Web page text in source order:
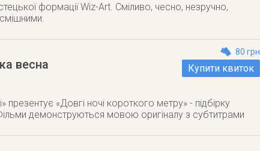
формації Wiz-Art. Сміливо, чесно, незручно,
80 грн
Купити квиток
весна
«Довгі ночі короткого метру» - підбірку
демонструються мовою оригіналу з субтитрами